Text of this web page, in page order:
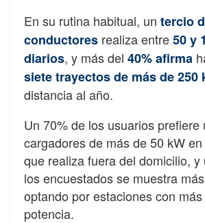
En su rutina habitual, un tercio
conductores realiza entre50 y
diarios, y más del 40% afirma
siete trayectos de más de 250
distancia al año.
Un 70% de los usuarios prefiere
cargadores de más de 50 kW
que realiza fuera del domicilio, y
los encuestados se muestra
optando por estaciones con
potencia.